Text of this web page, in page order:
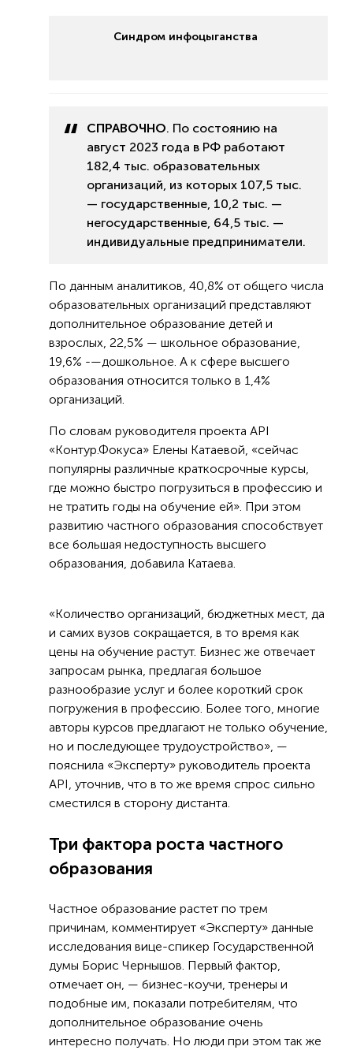
Синдром инфоцыганства
СПРАВОЧНО. По состоянию на
август 2023 года в РФ работают
182,4 тыс. образовательных
организаций, из которых 107,5 тыс.
— государственные, 10,2 тыс. —
негосударственные, 64,5 тыс. —
индивидуальные предприниматели.
По данным аналитиков, 40,8% от общего числа
образовательных организаций представляют
дополнительное образование детей и
взрослых, 22,5% — школьное образование,
19,6% -—дошкольное. А к сфере высшего
образования относится только в 1,4%
организаций.
По словам руководителя проекта API
«Контур.Фокуса» Елены Катаевой, «сейчас
популярны различные краткосрочные курсы,
где можно быстро погрузиться в профессию и
не тратить годы на обучение ей». При этом
развитию частного образования способствует
все большая недоступность высшего
образования, добавила Катаева.
«Количество организаций, бюджетных мест, да
и самих вузов сокращается, в то время как
цены на обучение растут. Бизнес же отвечает
запросам рынка, предлагая большое
разнообразие услуг и более короткий срок
погружения в профессию. Более того, многие
авторы курсов предлагают не только обучение,
но и последующее трудоустройство», —
пояснила «Эксперту» руководитель проекта
API, уточнив, что в то же время спрос сильно
сместился в сторону дистанта.
Три фактора роста частного
образования
Частное образование растет по трем
причинам, комментирует «Эксперту» данные
исследования вице-спикер Государственной
думы Борис Чернышов. Первый фактор,
отмечает он, — бизнес-коучи, тренеры и
подобные им, показали потребителям, что
дополнительное образование очень
интересно получать. Но люди при этом так же